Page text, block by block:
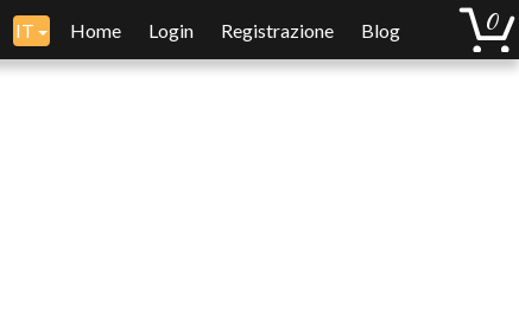
IT Home Login Registrazione Blog